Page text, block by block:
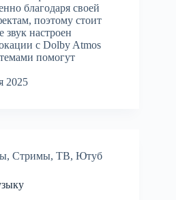
благодаря своей
поэтому стоит
звук настроен
с Dolby Atmos
помогут
2025
, Стримы, ТВ, Ютуб